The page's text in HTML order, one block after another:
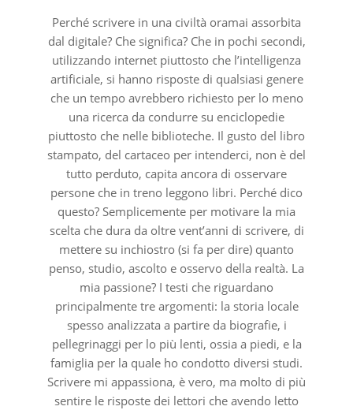
Perché scrivere in una civiltà oramai assorbita
dal digitale? Che significa? Che in pochi secondi,
utilizzando internet piuttosto che l’intelligenza
artificiale, si hanno risposte di qualsiasi genere
che un tempo avrebbero richiesto per lo meno
una ricerca da condurre su enciclopedie
piuttosto che nelle biblioteche. Il gusto del libro
stampato, del cartaceo per intenderci, non è del
tutto perduto, capita ancora di osservare
persone che in treno leggono libri. Perché dico
questo? Semplicemente per motivare la mia
scelta che dura da oltre vent’anni di scrivere, di
mettere su inchiostro (si fa per dire) quanto
penso, studio, ascolto e osservo della realtà. La
mia passione? I testi che riguardano
principalmente tre argomenti: la storia locale
spesso analizzata a partire da biografie, i
pellegrinaggi per lo più lenti, ossia a piedi, e la
famiglia per la quale ho condotto diversi studi.
Scrivere mi appassiona, è vero, ma molto di più
sentire le risposte dei lettori che avendo letto